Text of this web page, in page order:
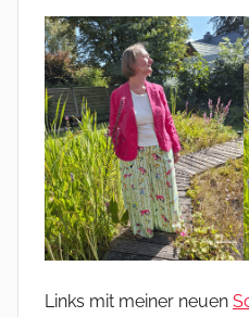
Links mit meiner neuen